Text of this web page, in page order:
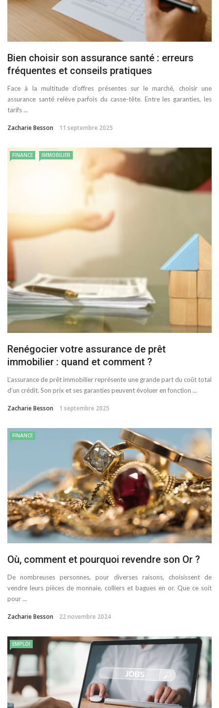
Bien choisir son assurance santé : erreurs
fréquentes et conseils pratiques
Face à la multitude d’offres présentes sur le marché, choisir une
assurance santé relève parfois du casse-tête. Entre les garanties, les
tarifs ...
Zacharie Besson 11 septembre 2025
FINANCE IMMOBILIER
Renégocier votre assurance de prêt
immobilier : quand et comment ?
L’assurance de prêt immobilier représente une grande part du coût total
d’un crédit. Son prix et ses garanties peuvent évoluer en fonction ...
Zacharie Besson 1 septembre 2025
FINANCE
Où, comment et pourquoi revendre son Or ?
De nombreuses personnes, pour diverses raisons, choisissent de
vendre leurs pièces de monnaie, colliers et bagues en or. Que ce soit
pour ...
Zacharie Besson 22 novembre 2024
EMPLOI